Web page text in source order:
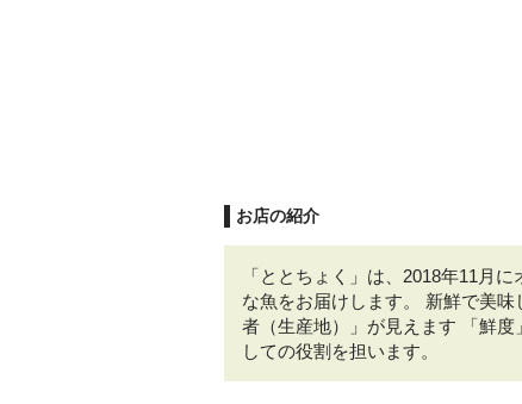
お店の紹介
「ととちょく」は、2018年11月
な魚をお届けします。 新鮮で美
者（生産地）」が見えます 「鮮
しての役割を担います。